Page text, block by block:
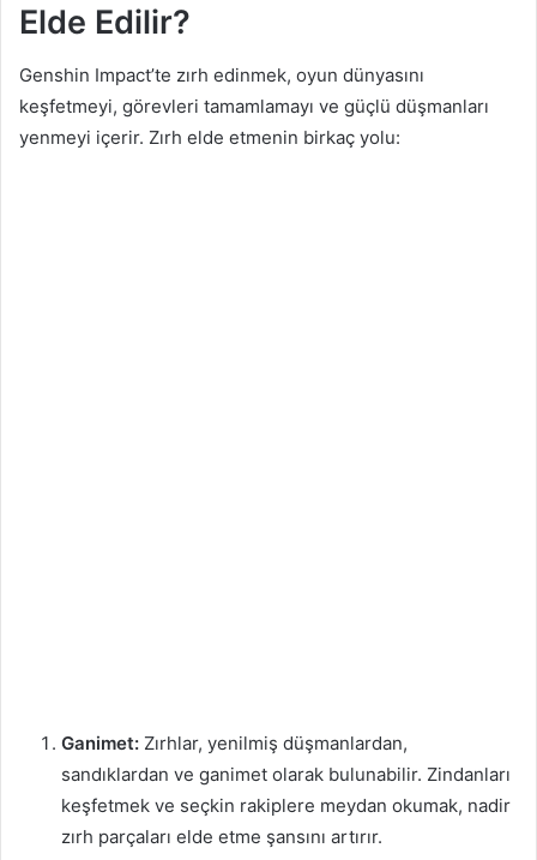
Elde Edilir?
Genshin Impact’te zırh edinmek, oyun dünyasını
keşfetmeyi, görevleri tamamlamayı ve güçlü düşmanları
yenmeyi içerir. Zırh elde etmenin birkaç yolu:
Ganimet: Zırhlar, yenilmiş düşmanlardan,
sandıklardan ve ganimet olarak bulunabilir. Zindanları
keşfetmek ve seçkin rakiplere meydan okumak, nadir
zırh parçaları elde etme şansını artırır.